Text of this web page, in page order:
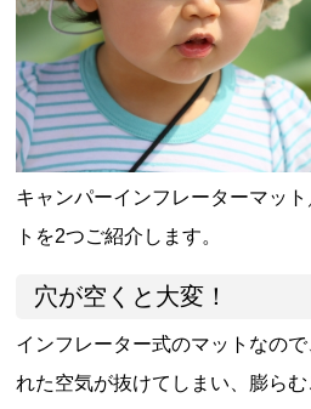
キャンパーインフレーターマッ
トを2つご紹介します。
穴が空くと大変！
インフレーター式のマットなの
れた空気が抜けてしまい、膨ら